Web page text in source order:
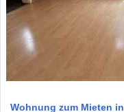
Wohnung zum Mieten